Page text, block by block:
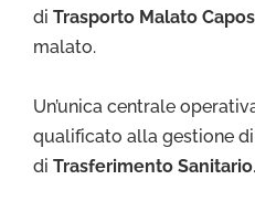
di Trasporto Malato
malato.
Un’unica centrale
qualificato alla gestione
di Trasferimento Sanitario.